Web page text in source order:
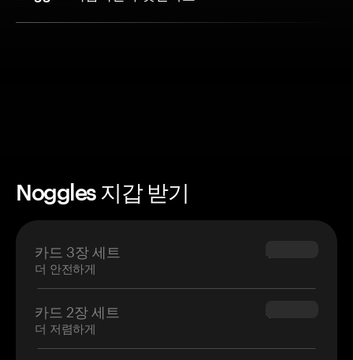
Noggles 지갑 받기
카드 3장 세트
더 안전하게
$69.90
카드 2장 세트
더 저렴하게
$54.90